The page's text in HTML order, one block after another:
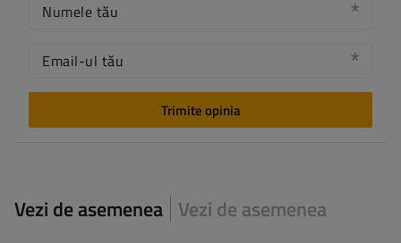
Numele tău
Email-ul tău
Trimite opinia
Vezi de asemenea Vezi de asemenea